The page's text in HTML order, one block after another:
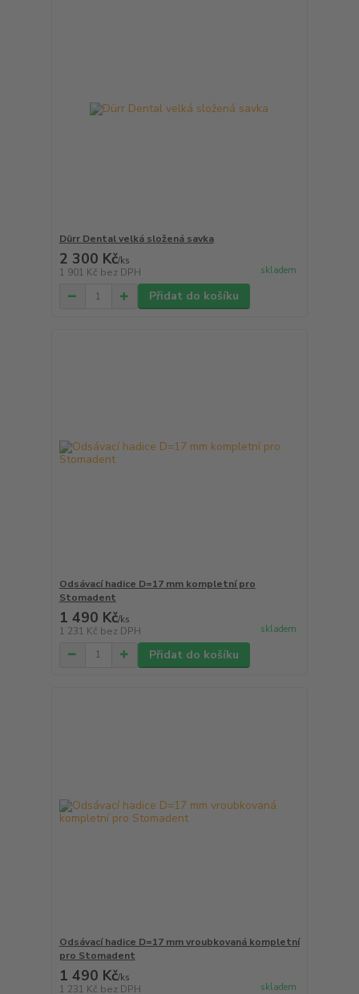
Dürr Dental velká složená savka
2 300 Kč/ks
1 901 Kč bez DPH skladem
Přidat do košíku
Odsávací hadice D=17 mm kompletní pro
Stomadent
1 490 Kč/ks
1 231 Kč bez DPH skladem
Přidat do košíku
Odsávací hadice D=17 mm vroubkovaná kompletní
pro Stomadent
1 490 Kč/ks
1 231 Kč bez DPH skladem